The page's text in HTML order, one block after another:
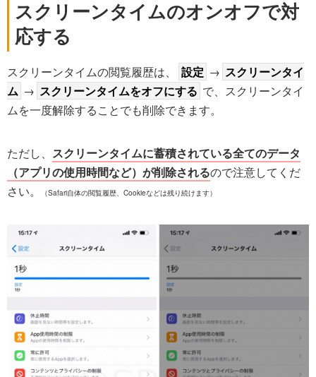
スクリーンタイムのオンオフで対
応する
スクリーンタイムの閲覧履歴は、 設定 → スクリーンタイ
ム → スクリーンタイムをオフにする で、スクリーンタイ
ムを一度解除することでも削除できます。
ただし、 スクリーンタイムに蓄積されている全てのデータ
（アプリの使用時間など）が削除されるので注意してくだ
さい。
（Safari自体の閲覧履歴、Cookieなどは残り続けます）